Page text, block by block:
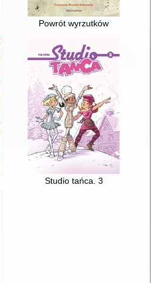
Powrót wyrzutków
Studio tańca. 3